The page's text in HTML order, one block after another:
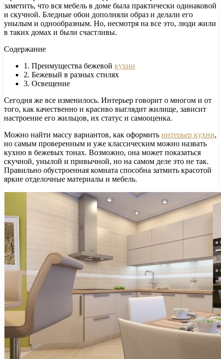
заметить, что вся мебель в доме была практически одинаковой
и скучной. Бледные обои дополняли образ и делали его
унылым и однообразным. Но, несмотря на все это, люди жили
в таких домах и были счастливы.
Содержание
1. Преимущества бежевой кухни
2. Бежевый в разных стилях
3. Освещение
Сегодня же все изменилось. Интерьер говорит о многом и от
того, как качественно и красиво выглядит жилище, зависит
настроение его жильцов, их статус и самооценка.
Можно найти массу вариантов, как оформить интерьер кухни,
но самым проверенным и уже классическим можно назвать
кухню в бежевых тонах. Возможно, она может показаться
скучной, унылой и привычной, но на самом деле это не так.
Правильно обустроенная комната способна затмить красотой
яркие отделочные материалы и мебель.